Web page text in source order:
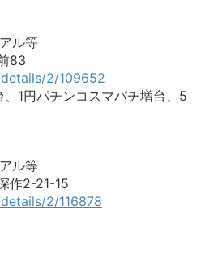
ル等
83
2/109652
1円パチンコスマパチ増台、5
ル等
作2-21-15
2/116878